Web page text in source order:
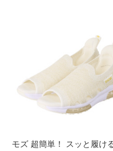
モズ 超簡単！ スッと履け